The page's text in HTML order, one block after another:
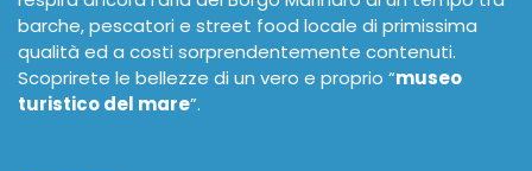
barche, pescatori e street food locale di primissima
qualità ed a costi sorprendentemente contenuti.
Scoprirete le bellezze di un vero e proprio “museo
turistico del mare”.